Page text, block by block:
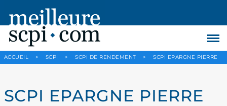
ACCUEIL > SCPI > SCPI DE RENDEMENT > SCPI EPARGNE PIERRE
SCPI EPARGNE PIERRE